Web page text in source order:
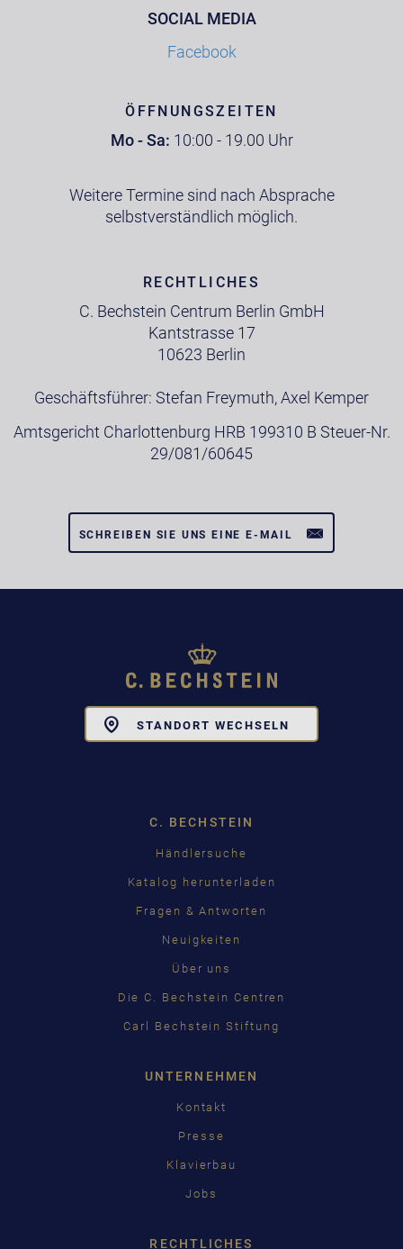
SOCIAL MEDIA
Facebook
ÖFFNUNGSZEITEN
Mo - Sa: 10:00 - 19.00 Uhr
Weitere Termine sind nach Absprache
selbstverständlich möglich.
RECHTLICHES
C. Bechstein Centrum Berlin GmbH
Kantstrasse 17
10623 Berlin
Geschäftsführer: Stefan Freymuth, Axel Kemper
Amtsgericht Charlottenburg HRB 199310 B Steuer-Nr.
29/081/60645
SCHREIBEN SIE UNS EINE E-MAIL
STANDORT WECHSELN
C. BECHSTEIN
Händlersuche
Katalog herunterladen
Fragen & Antworten
Neuigkeiten
Über uns
Die C. Bechstein Centren
Carl Bechstein Stiftung
UNTERNEHMEN
Kontakt
Presse
Klavierbau
Jobs
RECHTLICHES